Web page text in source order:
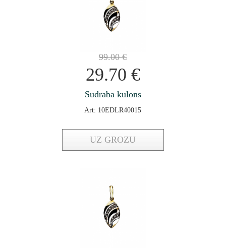
99.00€
29.70 €
Sudraba kulons
Art: 10EDLR40015
UZ GROZU